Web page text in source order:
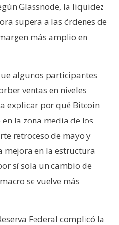
Glassnode, la liquidez
supera a las órdenes de
más amplio en
algunos participantes
ventas en niveles
explicar por qué Bitcoin
la zona media de los
retroceso de mayo y
mejora en la estructura
sí sola un cambio de
se vuelve más
Federal complicó la